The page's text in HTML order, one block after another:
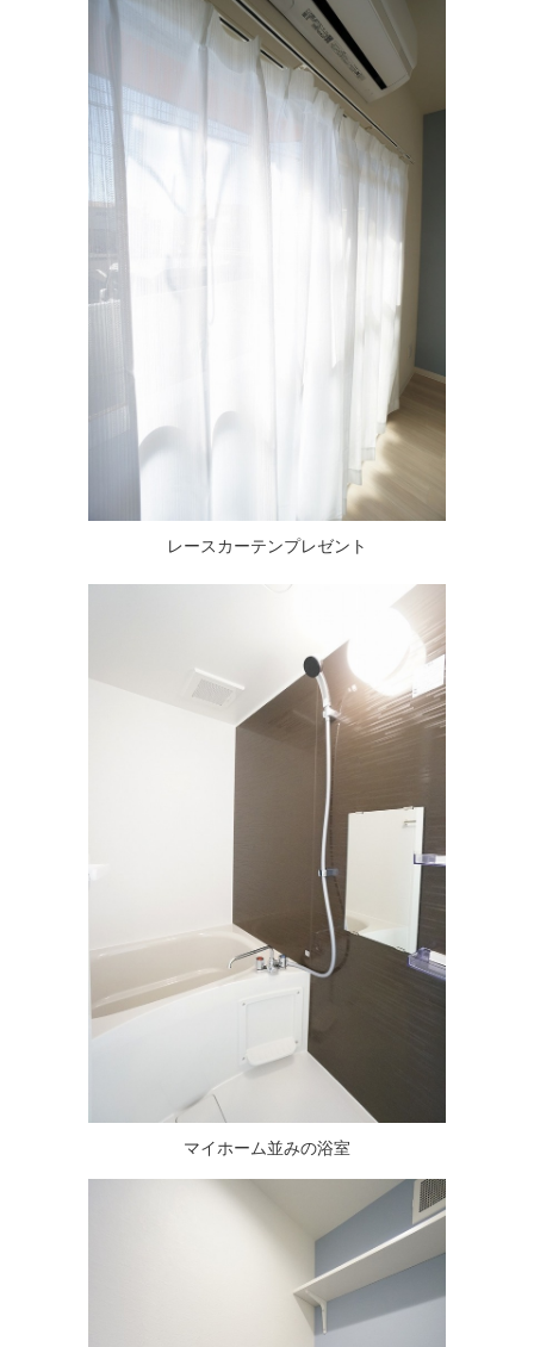
レースカーテンプレゼント
マイホーム並みの浴室